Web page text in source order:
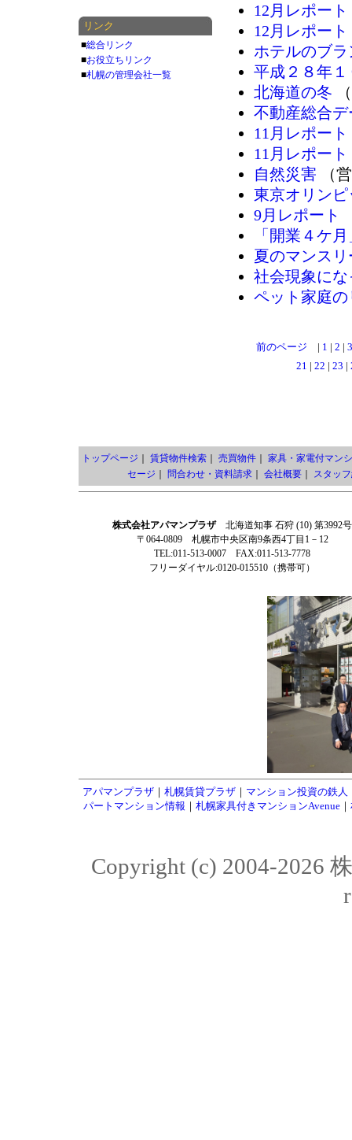
12月レポート
12月レポート
ホテルのブ
平成２８年
北海道の冬
不動産総合
11月レポート
11月レポート
自然災害 （
東京オリンピ
9月レポート
「開業４ケ
夏のマンス
社会現象に
ペット家庭
前のページ | 1 | 2 | 3
21 | 22 | 23 |
リンク
■総合リンク
■お役立ちリンク
■札幌の管理会社一覧
トップページ 賃貸物件検索｜ 売買物件｜ 家具・家電付マン
セージ
問合わせ・資料請求｜ 会社概要｜ スタッ
株式会社アパマンプラザ北海道知事 石狩 (10) 第3992号
〒064-0809 札幌市中央区南9条西4丁目1－12
TEL:011-513-0007 FAX:011-513-7778
フリーダイヤル:0120-015510（携帯可）
アパマンプラザ ｜ 札幌賃貸プラザ ｜ マンション投資の鉄人
パートマンション情報 ｜ 札幌家具付きマンションAvenue｜
Copyright (c) 2004-2026